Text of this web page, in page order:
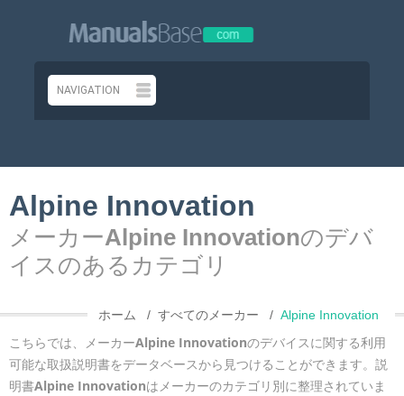
Alpine Innovation
メーカーAlpine Innovationのデバ
イスのあるカテゴリ
ホーム すべてのメーカー Alpine Innovation
こちらでは、メーカーAlpine Innovationのデバイスに関する利用
可能な取扱説明書をデータベースから見つけることができます。説
明書Alpine Innovationはメーカーのカテゴリ別に整理されていま